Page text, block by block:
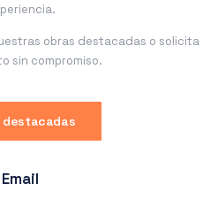
obras destacadas o solicita
sin compromiso.
destacadas
Email